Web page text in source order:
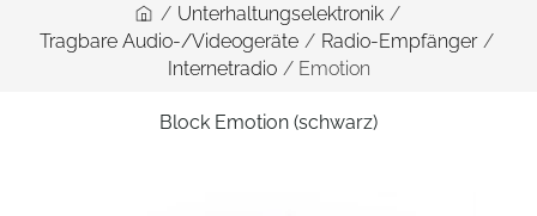
/ Unterhaltungselektronik /
Tragbare Audio-/Videogeräte / Radio-Empfänger /
Internetradio / Emotion
Block Emotion (schwarz)